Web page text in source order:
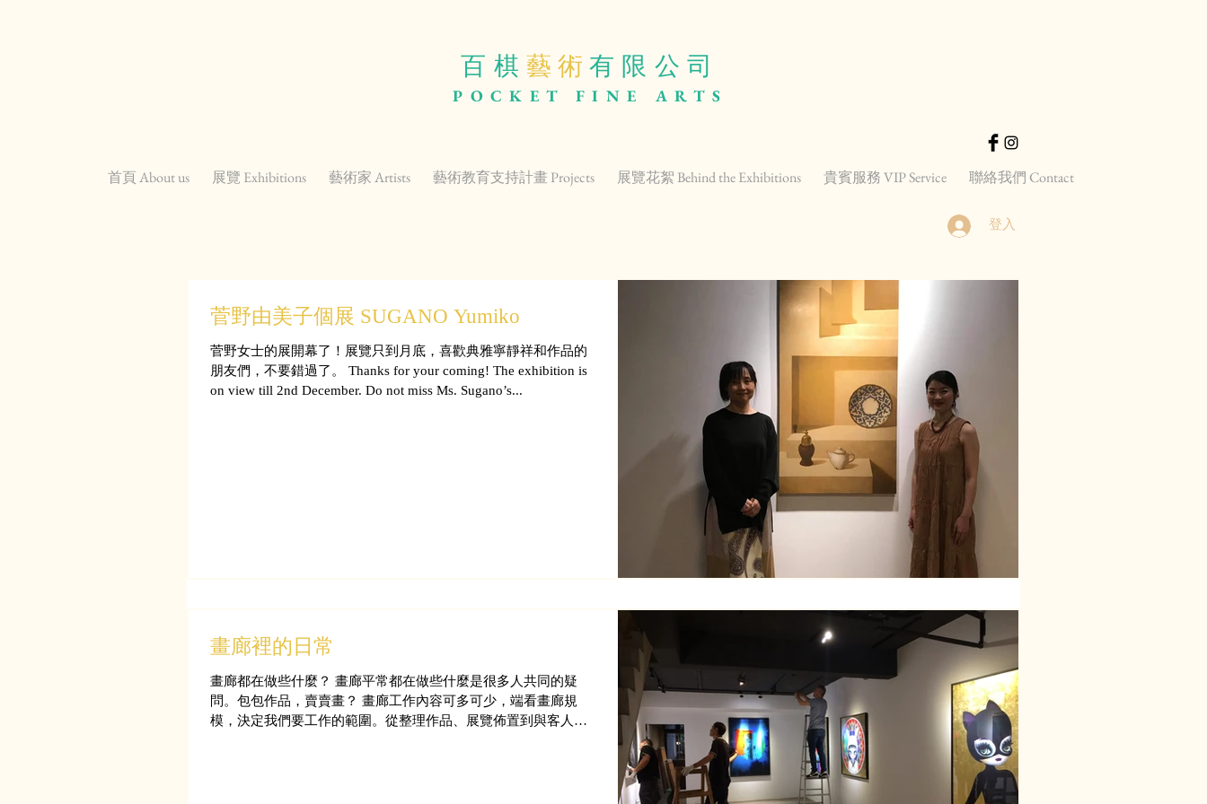
百棋藝 術有限公司
POCKET FINE ARTS
首頁 About us 展覽 Exhibitions 藝術家 Artists 藝術教育支持計畫 Projects 展覽花絮 Behind the Exhibitions 貴賓服務 VIP Service 聯絡我們 Contact
登入
菅野由美子個展 SUGANO Yumiko
菅野女士的展開幕了！展覽只到月底，喜歡典雅寧靜祥和作品的
朋友們，不要錯過了。 Thanks for your coming! The exhibition is
on view till 2nd December. Do not miss Ms. Sugano’s...
畫廊裡的日常
畫廊都在做些什麼？ 畫廊平常都在做些什麼是很多人共同的疑
問。包包作品，賣賣畫？ 畫廊工作內容可多可少，端看畫廊規
模，決定我們要工作的範圍。從整理作品、展覽佈置到與客人交